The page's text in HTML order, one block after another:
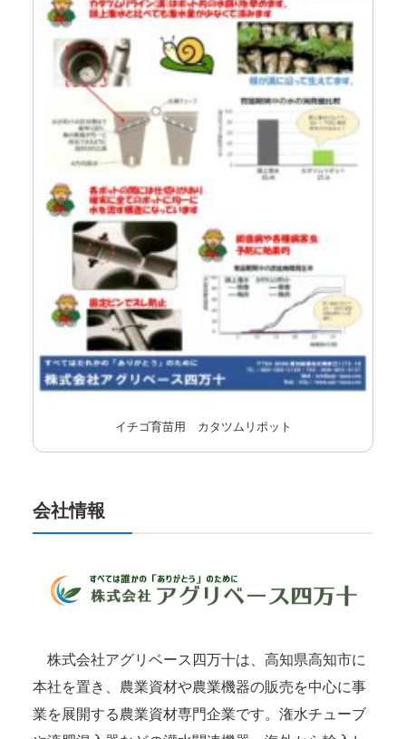
イチゴ育苗用 カタツムリポット
会社情報
株式会社アグリベース四万十は、高知県高知市に
本社を置き、農業資材や農業機器の販売を中心に事
業を展開する農業資材専門企業です。潅水チューブ